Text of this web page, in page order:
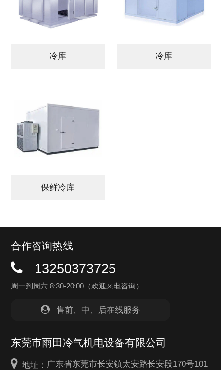
冷库 冷库
保鲜冷库
合作咨询热线
13250373725
周一到周六 8:30-20:00（欢迎来电咨询）
售前、中、后在线服务
东莞市雨田冷气机电设备有限公司
地址： 广东省东莞市长安镇太安路长安段170号101